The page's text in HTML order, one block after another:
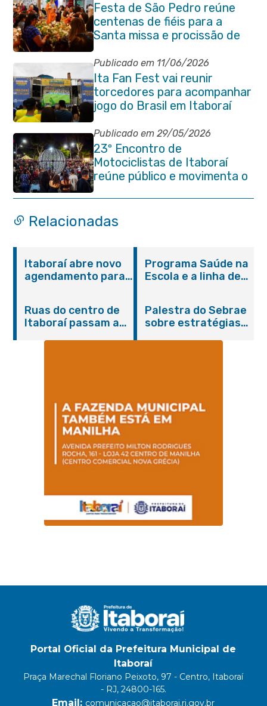
Festa de São Pedro reúne
centenas de fiéis para a
Santa missa e procissão de
encerramento e shows
Publicado em 11/06/2026
Ita Fan Fest vai reunir
torcedores para acompanhar
jogo do Brasil em Itaboraí
Publicado em 29/05/2026
23º Encontro de
Motociclistas de Itaboraí
reúne público e movimenta o
Centro da cidade na noite de
abertura
Relacionadas
Itaboraí abre novo
agendamento para
Programa Saúde na
Escola e a linha de
promovem
conscientização
sobre hanseníase
Ruas do centro de
Itaboraí passam a
Palestra do Sebrae
sobre estratégias
Portal Oficial da Prefeitura Municipal de
Itaboraí
Praça Marechal Floriano Peixoto, 97 - Centro, Itaboraí
- RJ, 24800-165.
Email: comunicacao@itaborai.rj.gov.br